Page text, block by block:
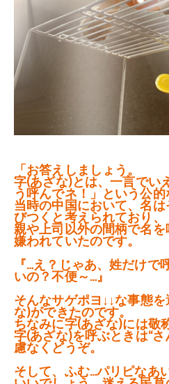
「お答えしましょう。
字(あざな)とは、一言でい
う呼んでネ！」という公的
当時の中国において、名
びつくと考えられており、
親や上司以外の間柄で名
嫌われていたのです。
『…え？じゃあ、姓だけで
いの？不便～…』
そんなサゲポヨ↓↓な事態
な)ができたのです。
ちなみに字(あざな)には敬
字(あざな)を呼ぶときは“さ
慮なくどうぞ。
そして、ふむ…パリピなあ